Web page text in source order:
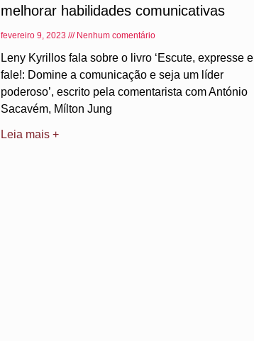
melhorar habilidades comunicativas
fevereiro 9, 2023 Nenhum comentário
Leny Kyrillos fala sobre o livro ‘Escute, expresse e
fale!: Domine a comunicação e seja um líder
poderoso’, escrito pela comentarista com António
Sacavém, Mílton Jung
Leia mais +